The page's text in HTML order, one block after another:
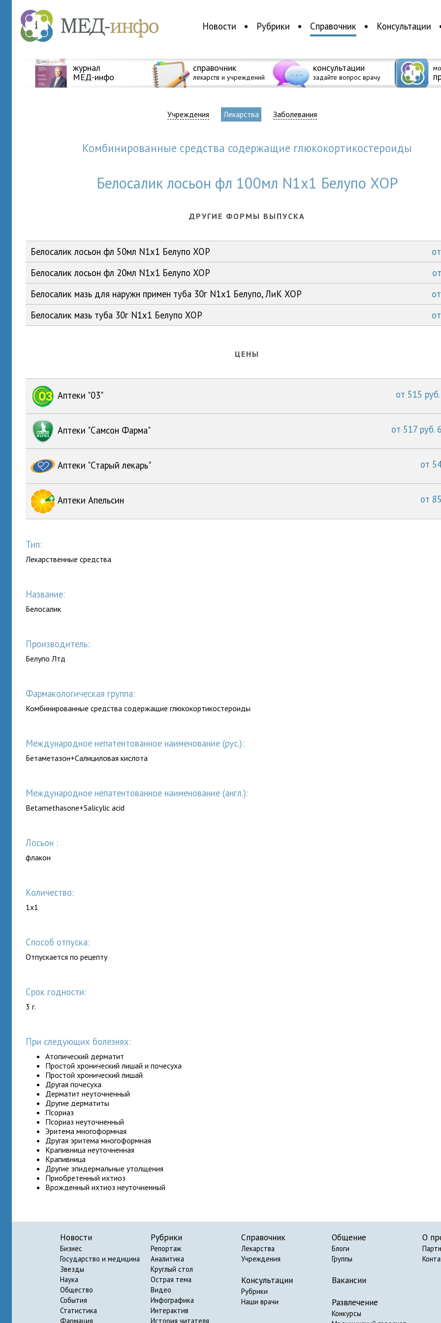
Новости Рубрики Справочник Консультации
журнал
МЕД-инфо
справочник
лекарств и учреждений
консультации
задайте вопрос врачу
Учреждения Лекарства Заболевания
Комбинированные средства содержащие глюкокортикостероиды
Белосалик лосьон фл 100мл N1x1 Белупо ХОР
ДРУГИЕ ФОРМЫ ВЫПУСКА
Белосалик лосьон фл 50мл N1x1 Белупо ХОР
Белосалик лосьон фл 20мл N1x1 Белупо ХОР
Белосалик мазь для наружн примен туба 30г N1x1 Белупо, ЛиК ХОР
Белосалик мазь туба 30г N1x1 Белупо ХОР
ЦЕНЫ
Аптеки "03" от 515
Аптеки "Самсон Фарма" от 517 руб.
Аптеки "Старый лекарь" от
Аптеки Апельсин от
Тип:
Лекарственные средства
Название:
Белосалик
Производитель:
Белупо Лтд
Фармакологическая группа:
Комбинированные средства содержащие глюкокортикостероиды
Международное непатентованное наименование (рус.):
Бетаметазон+Салициловая кислота
Международное непатентованное наименование (англ.):
Betamethasone+Salicylic acid
лосьон :
флакон
Количество:
1x1
Способ отпуска:
Отпускается по рецепту
Срок годности:
3 г.
При следующих болезнях:
Атопический дерматит
Простой хронический лишай и почесуха
Простой хронический лишай
Другая почесуха
Дерматит неуточненный
Другие дерматиты
Псориаз
Псориаз неуточненный
Эритема многоформная
Другая эритема многоформная
Крапивница неуточненная
Крапивница
Другие эпидермальные утолщения
Приобретенный ихтиоз
Врожденный ихтиоз неуточненный
Новости
Бизнес
Государство и медицина
Звезды
Наука
Общество
События
Статистика
Фармация
Рубрики
Репортаж
Аналитика
Круглый стол
Острая тема
Видео
Инфографика
Интерактив
История читателя
Справочник
Лекарства
Учреждения
Консультации
Рубрики
Наши врачи
Общение
Блоги
Группы
Вакансии
Развлечение
Конкурсы
О